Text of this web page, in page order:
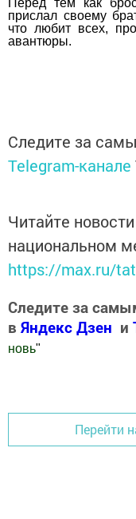
Перед тем как
прислал своему
что любит всех,
авантюры.
Следите за
Telegram-канале
Читайте
национальном
https://max.ru/
Следите за
в Яндекс Дзен и
новь"
Перейти